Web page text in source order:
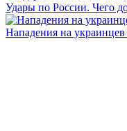
Удары по России. Чего
Нападения на